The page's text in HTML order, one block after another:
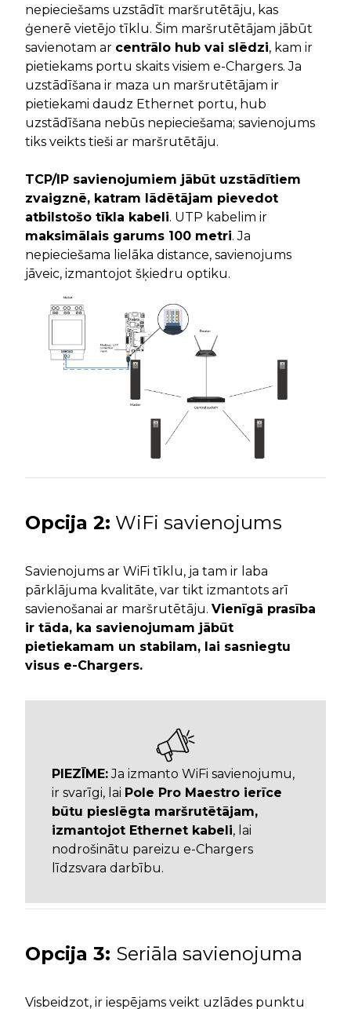
nepieciešams uzstādīt maršrutētāju, kas
ģenerē vietējo tīklu. Šim maršrutētājam jābūt
savienotam ar centrālo hub vai slēdzi, kam ir
pietiekams portu skaits visiem e-Chargers. Ja
uzstādīšana ir maza un maršrutētājam ir
pietiekami daudz Ethernet portu, hub
uzstādīšana nebūs nepieciešama; savienojums
tiks veikts tieši ar maršrutētāju.
TCP/IP savienojumiem jābūt uzstādītiem
zvaigznē, katram lādētājam pievedot
atbilstošo tīkla kabeli. UTP kabelim ir
maksimālais garums 100 metri. Ja
nepieciešama lielāka distance, savienojums
jāveic, izmantojot šķiedru optiku.
Opcija 2: WiFi savienojums
Savienojums ar WiFi tīklu, ja tam ir laba
pārklājuma kvalitāte, var tikt izmantots arī
savienošanai ar maršrutētāju. Vienīgā prasība
ir tāda, ka savienojumam jābūt
pietiekamam un stabilam, lai sasniegtu
visus e-Chargers.
PIEZĪME:Ja izmanto WiFi savienojumu,
ir svarīgi, lai Pole Pro Maestro ierīce
būtu pieslēgta maršrutētājam,
izmantojot Ethernet kabeli, lai
nodrošinātu pareizu e-Chargers
līdzsvara darbību.
Opcija 3: Seriāla savienojuma
Visbeidzot, ir iespējams veikt uzlādes punktu